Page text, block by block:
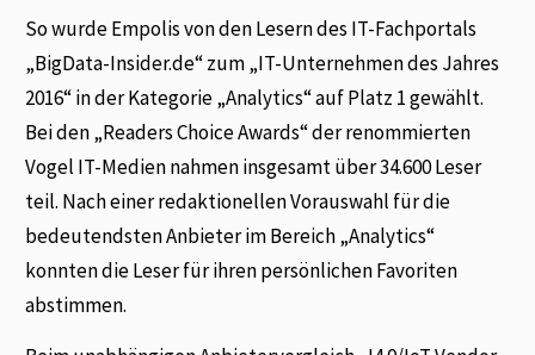
So wurde Empolis von den Lesern des IT-Fachportals
„BigData-Insider.de“ zum „IT-Unternehmen des Jahres
2016“ in der Kategorie „Analytics“ auf Platz 1 gewählt.
Bei den „Readers Choice Awards“ der renommierten
Vogel IT-Medien nahmen insgesamt über 34.600 Leser
teil. Nach einer redaktionellen Vorauswahl für die
bedeutendsten Anbieter im Bereich „Analytics“
konnten die Leser für ihren persönlichen Favoriten
abstimmen.